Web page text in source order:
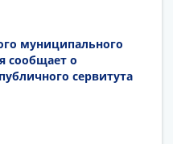
муниципального
сообщает о
сервитута